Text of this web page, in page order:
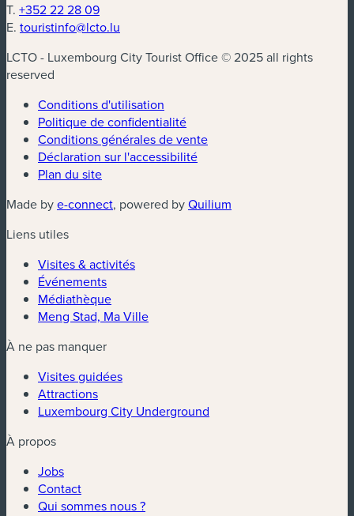
T. +352 22 28 09
E. touristinfo@lcto.lu
LCTO - Luxembourg City Tourist Office © 2025 all rights
reserved
Conditions d'utilisation
Politique de confidentialité
Conditions générales de vente
Déclaration sur l'accessibilité
Plan du site
Made bye-connect(nouvelle fenêtre)
, powered byQuilium
Liens utiles
Visites & activités
Événements
Médiathèque
Meng Stad, Ma Ville
À ne pas manquer
Visites guidées
Attractions
Luxembourg City Underground
À propos
Jobs
Contact
Qui sommes nous ?